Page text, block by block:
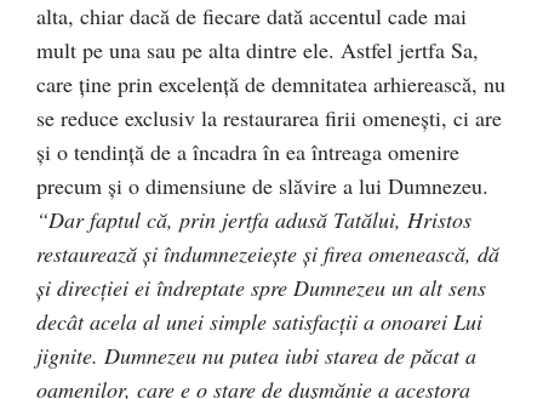
alta, chiar dacă de fiecare dată accentul cade mai
mult pe una sau pe alta dintre ele. Astfel jertfa Sa,
care ţine prin excelenţă de demnitatea arhierească, nu
se reduce exclusiv la restaurarea firii omeneşti, ci are
şi o tendinţă de a încadra în ea întreaga omenire
precum şi o dimensiune de slăvire a lui Dumnezeu.
“Dar faptul că, prin jertfa adusă Tatălui, Hristos
restaurează şi îndumnezeieşte şi firea omenească, dă
şi direcţiei ei îndreptate spre Dumnezeu un alt sens
decât acela al unei simple satisfacţii a onoarei Lui
jignite. Dumnezeu nu putea iubi starea de păcat a
oamenilor, care e o stare de duşmănie a acestora